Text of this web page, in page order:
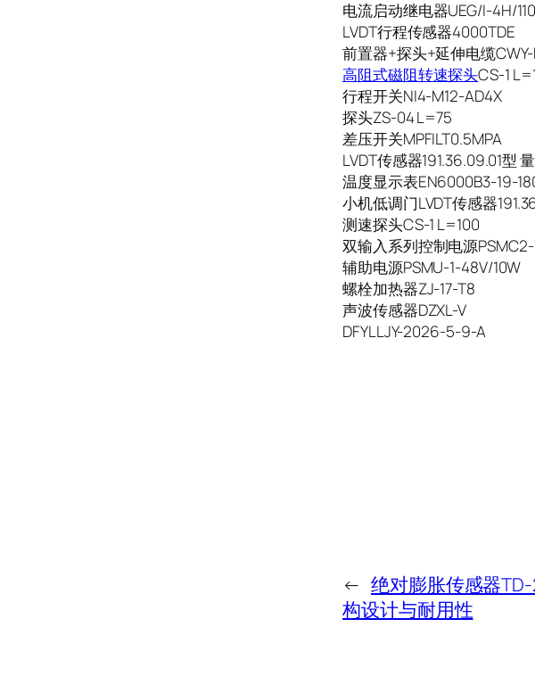
电流启动继电器UEG/I-4H/
LVDT行程传感器4000TDE
前置器+探头+延伸电缆
高阻式磁阻转速探头CS-1
行程开关NI4-M12-AD4X
探头ZS-04 L=75
差压开关MPFILT0.5MPA
LVDT传感器191.36.09.01型
温度显示表EN6000B3-19-
小机低调门LVDT传感器
测速探头CS-1 L=100
双输入系列控制电源
辅助电源PSMU-1-48V/10W
螺栓加热器ZJ-17-T8
声波传感器DZXL-V
DFYLLJY-2026-5-9-A
← 绝对膨胀传感器
构设计与耐用性